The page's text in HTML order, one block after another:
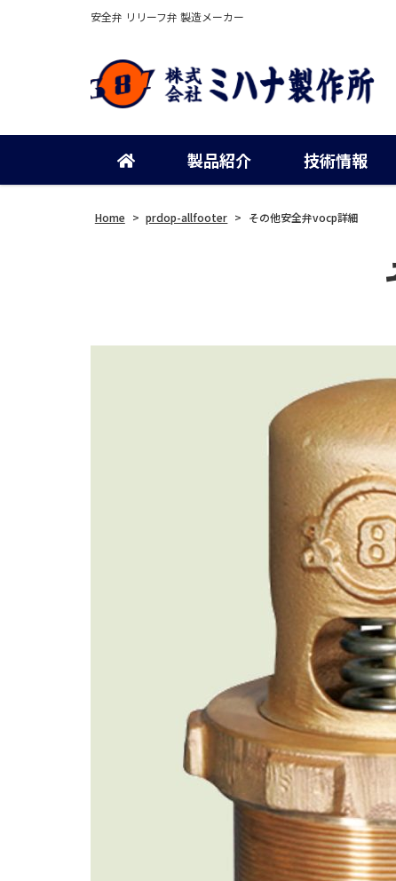
安全弁 リリーフ弁 製造メーカー
製品紹介 技術情報
Home > prdop-allfooter > その他安全弁vocp詳細